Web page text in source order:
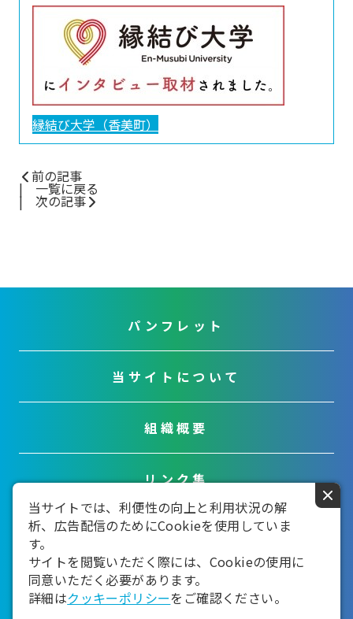
縁結び大学（香美町）
前の記事
一覧に戻る
次の記事
パンフレット
当サイトについて
組織概要
リンク集
お問い合わせ
当サイトでは、利便性の向上と利用状況の解
析、広告配信のためにCookieを使用していま
す。
サイトを閲覧いただく際には、Cookieの使用に
同意いただく必要があります。
詳細はクッキーポリシーをご確認ください。
×